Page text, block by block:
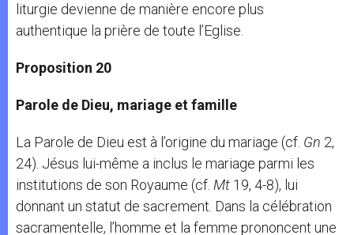
liturgie devienne de manière encore plus
authentique la prière de toute l’Eglise.
Proposition 20
Parole de Dieu, mariage et famille
La Parole de Dieu est à l’origine du mariage (cf. Gn 2,
24). Jésus lui-même a inclus le mariage parmi les
institutions de son Royaume (cf. Mt 19, 4-8), lui
donnant un statut de sacrement. Dans la célébration
sacramentelle, l’homme et la femme prononcent une